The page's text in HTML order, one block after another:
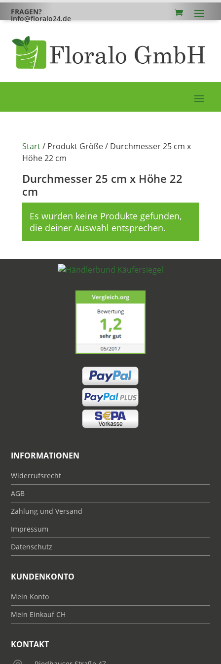
FRAGEN?
info@floralo24.de
Start/ Produkt Größe / Durchmesser 25 cm x
Höhe 22 cm
Durchmesser 25 cm x Höhe 22
cm
Es wurden keine Produkte gefunden,
die deiner Auswahl entsprechen.
INFORMATIONEN
Widerrufsrecht
AGB
Zahlung und Versand
Impressum
Datenschutz
KUNDENKONTO
Mein Konto
Mein Einkauf CH
KONTAKT